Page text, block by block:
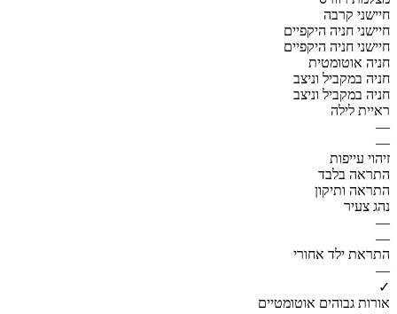
חיישני קרבה
חיישני חניה היקפיים
חיישני חניה היקפיים
חניה אוטומטית
חניה במקביל וניצב
חניה במקביל וניצב
ראיית לילה
—
—
זיהוי עייפות
התראה בלבד
התראה ותיקון
נהג צעיר
—
—
התראת ילד אחורי
—
✓
אורות גבוהים אוטומטיים